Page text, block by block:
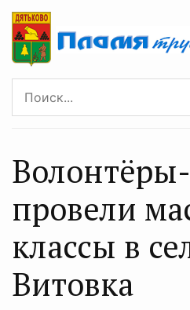
провели
классы в
Витовка